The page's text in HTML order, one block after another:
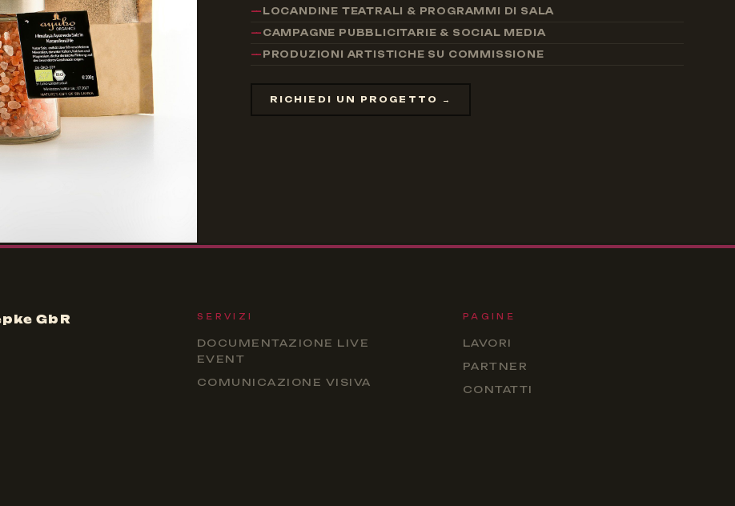
LOCANDINE TEATRALI & PROGRAMMI DI SALA
CAMPAGNE PUBBLICITARIE & SOCIAL MEDIA
PRODUZIONI ARTISTICHE SU COMMISSIONE
RICHIEDI UN PROGETTO →
GbR SERVIZI
DOCUMENTAZIONE LIVE
EVENT
COMUNICAZIONE VISIVA
PAGINE
LAVORI
PARTNER
CONTATTI